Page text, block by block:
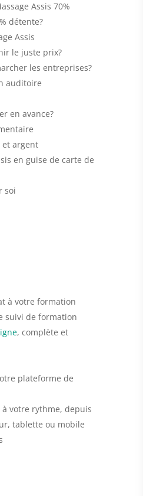
Assis 70%
détente?
Assis
le juste prix?
les entreprises?
auditoire
en avance?
et argent
en guise de carte de
soi
à votre formation
suivi de formation
, complète et
plateforme de
à votre rythme, depuis
tablette ou mobile